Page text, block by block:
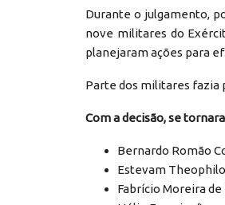
Durante o julgamento,
nove militares do
planejaram ações para
Parte dos militares fazia
Com a decisão, se
Bernardo Romão
Estevam
Fabrício Moreira